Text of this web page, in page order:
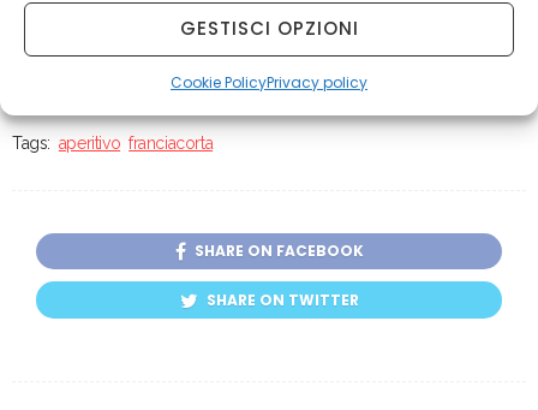
GESTISCI OPZIONI
Cookie PolicyPrivacy policy
Tags: aperitivo franciacorta
SHARE ON FACEBOOK
SHARE ON TWITTER